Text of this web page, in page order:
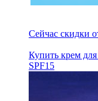
Сейчас скидки
Купить крем для
SPF15